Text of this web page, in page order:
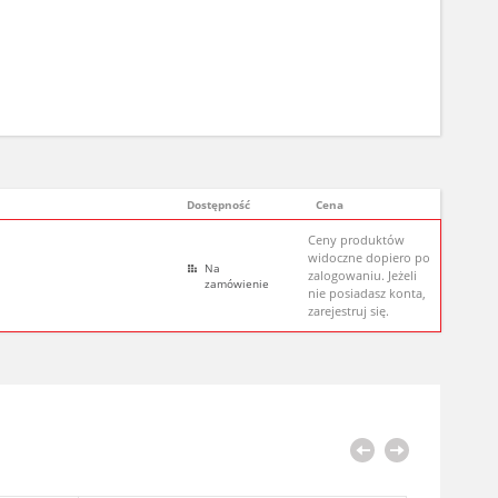
Dostępność Cena
Na
zamówienie
Ceny produktów
widoczne dopiero po
zalogowaniu. Jeżeli
nie posiadasz konta,
zarejestruj się.